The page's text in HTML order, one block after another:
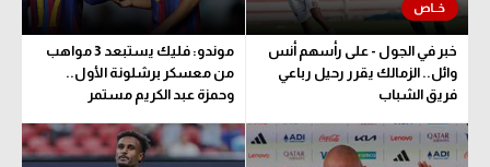
خبر في الجول - على رأسهم أنس
وائل.. الزمالك يقرر رحيل رباعي
فريق الشباب
موندو: فليك يستبعد 3 مواهب
من معسكر برشلونة الأول..
وحمزة عبد الكريم مستمر